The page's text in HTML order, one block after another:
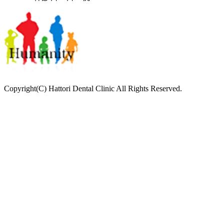
Copyright(C) Hattori Dental Clinic All Rights Reserved.